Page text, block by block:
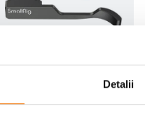
Detalii
SmallRig 4559 Suport Deget